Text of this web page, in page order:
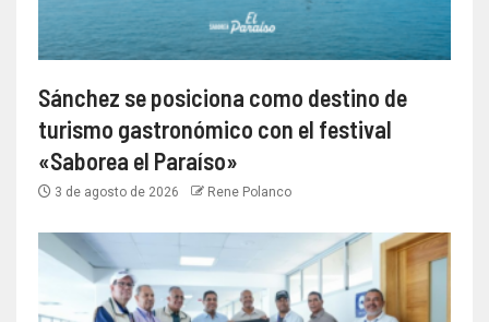
Sánchez se posiciona como destino de
turismo gastronómico con el festival
«Saborea el Paraíso»
3 de agosto de 2026 Rene Polanco